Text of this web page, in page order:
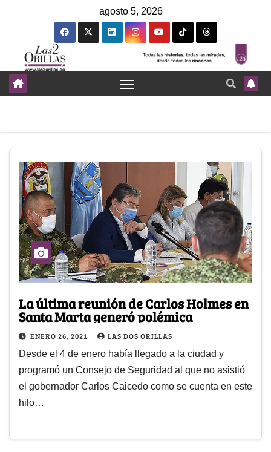
agosto 5, 2026
La última reunión de Carlos Holmes en
Santa Marta generó polémica
ENERO 26, 2021 LAS DOS ORILLAS
Desde el 4 de enero había llegado a la ciudad y
programó un Consejo de Seguridad al que no asistió
el gobernador Carlos Caicedo como se cuenta en este
hilo…